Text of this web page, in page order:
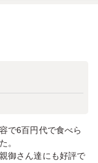
で6百円代で食べら
。
御さん達にも好評で